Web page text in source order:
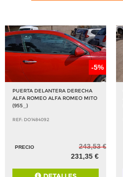
-5%
PUERTA DELANTERA DERECHA
ALFA ROMEO ALFA ROMEO MITO
(955_)
REF: DO1484092
PRECIO
243,53 €
231,35 €